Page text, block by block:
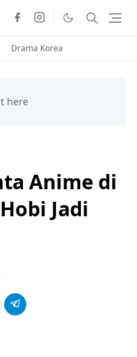
Drama Korea
Anime di
Jadi